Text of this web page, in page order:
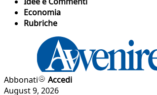
Economia
Rubriche
Abbonati
Accedi
August 9, 2026